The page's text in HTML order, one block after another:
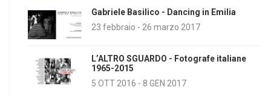
Gabriele Basilico - Dancing in Emilia
23 febbraio - 26 marzo 2017
L’ALTRO SGUARDO - Fotografe italiane
1965-2015
5 OTT 2016 - 8 GEN 2017